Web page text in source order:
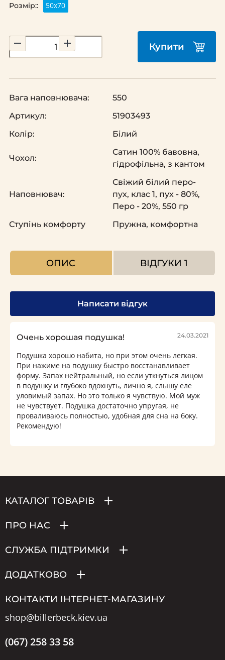
Розмір:: 50х70
Купити
Вага наповнювача:
550
Артикул:
51903493
Колір:
Білий
Чохол:
Сатин 100% бавовна,
гідрофільна, з кантом
Наповнювач:
Свіжий білий перо-
пух, клас 1, пух - 80%,
Перо - 20%, 550 гр
Ступінь комфорту
Пружна, комфортна
ОПИС ВІДГУКИ1
Написати відгук
Очень хорошая подушка! 24.03.2021
Подушка хорошо набита, но при этом очень легкая.
При нажиме на подушку быстро восстанавливает
форму. Запах нейтральный, но если уткнуться лицом
в подушку и глубоко вдохнуть, лично я, слышу еле
уловимый запах. Но это только я чувствую. Мой муж
не чувствует. Подушка достаточно упругая, не
проваливаюсь полностью, удобная для сна на боку.
Рекомендую!
КАТАЛОГ ТОВАРІВ
ПРО НАС
СЛУЖБА ПІДТРИМКИ
ДОДАТКОВО
КОНТАКТИ ІНТЕРНЕТ-МАГАЗИНУ
shop@billerbeck.kiev.ua
(067) 258 33 58